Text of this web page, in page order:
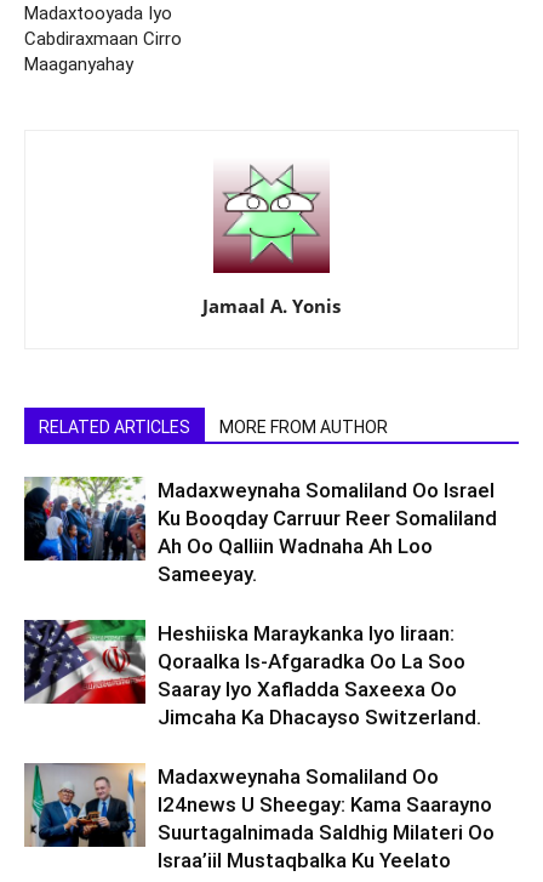
Madaxtooyada Iyo
Cabdiraxmaan Cirro
Maaganyahay
Jamaal A. Yonis
RELATED ARTICLES MORE FROM AUTHOR
Madaxweynaha Somaliland Oo Israel
Ku Booqday Carruur Reer Somaliland
Ah Oo Qalliin Wadnaha Ah Loo
Sameeyay.
Heshiiska Maraykanka Iyo Iiraan:
Qoraalka Is-Afgaradka Oo La Soo
Saaray Iyo Xafladda Saxeexa Oo
Jimcaha Ka Dhacayso Switzerland.
Madaxweynaha Somaliland Oo
I24news U Sheegay: Kama Saarayno
Suurtagalnimada Saldhig Milateri Oo
Israa’iil Mustaqbalka Ku Yeelato